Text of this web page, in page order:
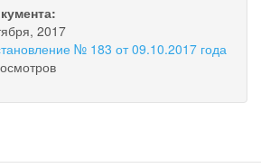
2017
№ 183 от 09.10.2017 года